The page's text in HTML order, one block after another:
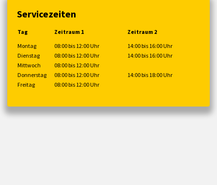
Servicezeiten
Tag Zeitraum 1
Zeitraum 2
Montag
08:00 bis 12:00 Uhr
14:00 bis 16:00 Uhr
Dienstag
08:00 bis 12:00 Uhr
14:00 bis 16:00 Uhr
Mittwoch
08:00 bis 12:00 Uhr
Donnerstag
08:00 bis 12:00 Uhr
14:00 bis 18:00 Uhr
Freitag
08:00 bis 12:00 Uhr